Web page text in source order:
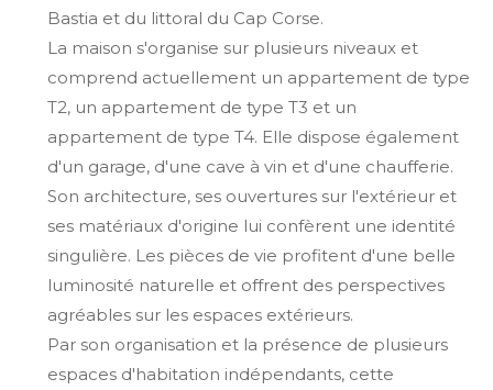
Bastia et du littoral du Cap Corse.
La maison s'organise sur plusieurs niveaux et
comprend actuellement un appartement de type
T2, un appartement de type T3 et un
appartement de type T4. Elle dispose également
d'un garage, d'une cave à vin et d'une chaufferie.
Son architecture, ses ouvertures sur l'extérieur et
ses matériaux d'origine lui confèrent une identité
singulière. Les pièces de vie profitent d'une belle
luminosité naturelle et offrent des perspectives
agréables sur les espaces extérieurs.
Par son organisation et la présence de plusieurs
espaces d'habitation indépendants, cette